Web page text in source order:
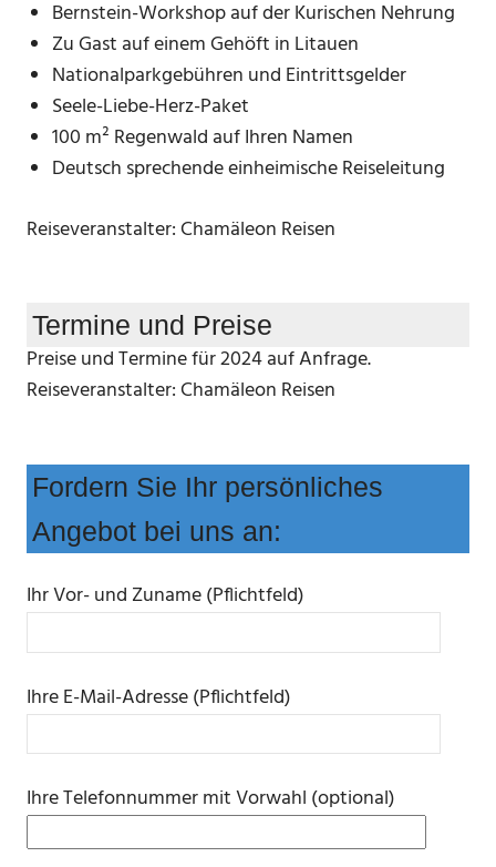
Bernstein-Workshop auf der Kurischen Nehrung
Zu Gast auf einem Gehöft in Litauen
Nationalparkgebühren und Eintrittsgelder
Seele-Liebe-Herz-Paket
100 m² Regenwald auf Ihren Namen
Deutsch sprechende einheimische Reiseleitung
Reiseveranstalter: Chamäleon Reisen
Termine und Preise
Preise und Termine für 2024 auf Anfrage.
Reiseveranstalter: Chamäleon Reisen
Fordern Sie Ihr persönliches
Angebot bei uns an:
Ihr Vor- und Zuname (Pflichtfeld)
Ihre E-Mail-Adresse (Pflichtfeld)
Ihre Telefonnummer mit Vorwahl (optional)